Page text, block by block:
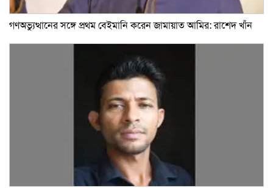
গণঅভ্যুত্থানের সঙ্গে প্রথম বেইমানি করেন জামায়াত আমির: রাশেদ খাঁন